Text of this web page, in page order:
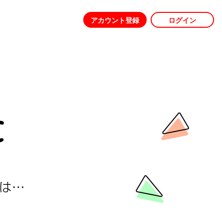
アカウント登録 ログイン